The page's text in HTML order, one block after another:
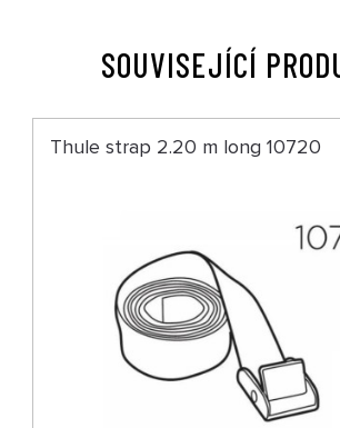
SOUVISEJÍCÍ
Thule strap 2.20 m long 10720